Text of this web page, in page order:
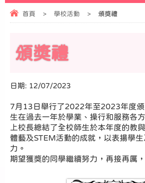
首頁 > 學校活動 > 頒獎禮
頒獎禮
日期: 12/07/2023
7月13日舉行了2022年至2023年度
生在過去一年於學業、操行和服務各
上校長總結了全校師生於本年度的教
體藝及STEM活動的成就，以表揚學
力。
期望獲獎的同學繼續努力，再接再厲